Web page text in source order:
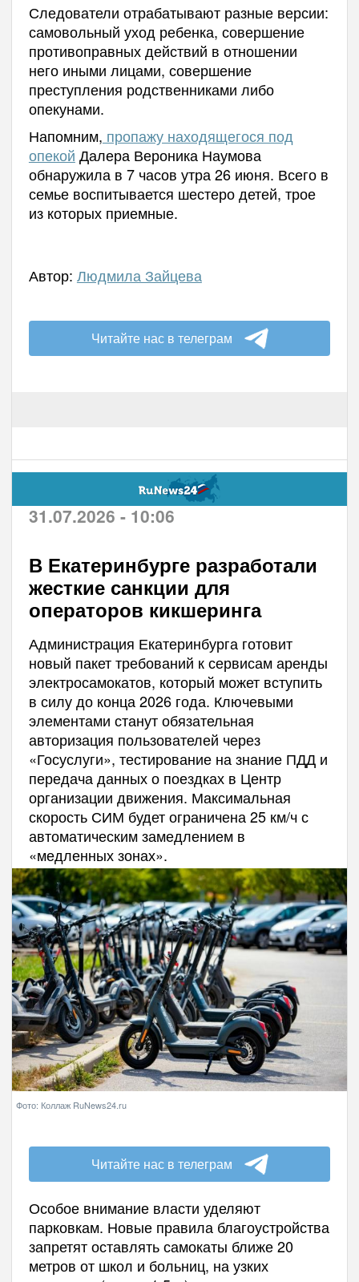
Следователи отрабатывают разные версии:
самовольный уход ребенка, совершение
противоправных действий в отношении
него иными лицами, совершение
преступления родственниками либо
опекунами.
Напомним, пропажу находящегося под
опекой Далера Вероника Наумова
обнаружила в 7 часов утра 26 июня. Всего в
семье воспитывается шестеро детей, трое
из которых приемные.
Автор: Людмила Зайцева
Читайте нас в телеграм
31.07.2026 - 10:06
В Екатеринбурге разработали
жесткие санкции для
операторов кикшеринга
Администрация Екатеринбурга готовит
новый пакет требований к сервисам аренды
электросамокатов, который может вступить
в силу до конца 2026 года. Ключевыми
элементами станут обязательная
авторизация пользователей через
«Госуслуги», тестирование на знание ПДД и
передача данных о поездках в Центр
организации движения. Максимальная
скорость СИМ будет ограничена 25 км/ч с
автоматическим замедлением в
«медленных зонах».
Фото: Коллаж RuNews24.ru
Читайте нас в телеграм
Особое внимание власти уделяют
парковкам. Новые правила благоустройства
запретят оставлять самокаты ближе 20
метров от школ и больниц, на узких